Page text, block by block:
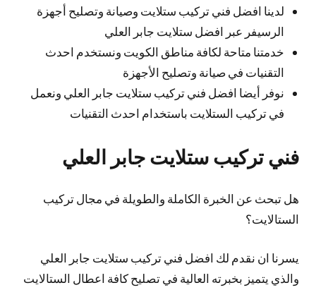
لدينا افضل فني تركيب ستلايت وصيانة وتصليح أجهزة
الرسيفر عبر افضل ستلايت جابر العلي
خدمتنا متاحة لكافة مناطق الكويت ونستخدم احدث
التقنيات في صيانة وتصليح الأجهزة
نوفر أيضا افضل فني تركيب ستلايت جابر العلي ونعمل
في تركيب الستلايت باستخدام احدث التقنيات
فني تركيب ستلايت جابر العلي
هل تبحث عن الخبرة الكاملة والطويلة في مجال تركيب
الستالايت؟
يسرنا ان نقدم لك افضل فني تركيب ستلايت جابر العلي
والذي يتميز بخبرته العالية في تصليح كافة اعطال الستالايت